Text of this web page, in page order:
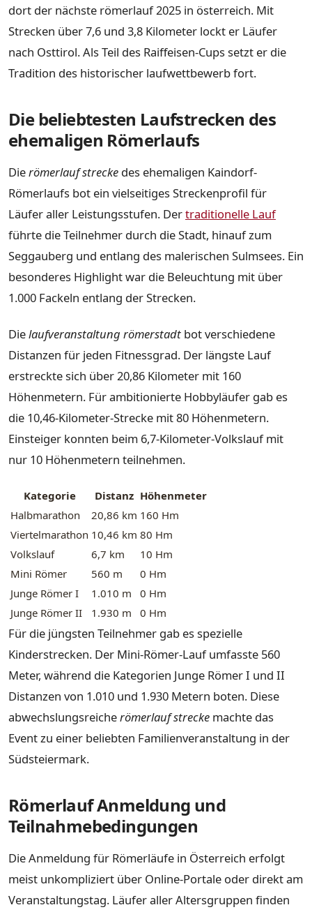
dort der nächste römerlauf 2025 in österreich. Mit
Strecken über 7,6 und 3,8 Kilometer lockt er Läufer
nach Osttirol. Als Teil des Raiffeisen-Cups setzt er die
Tradition des historischer laufwettbewerb fort.
Die beliebtesten Laufstrecken des
ehemaligen Römerlaufs
Dierömerlauf strecke des ehemaligen Kaindorf-
Römerlaufs bot ein vielseitiges Streckenprofil für
Läufer aller Leistungsstufen. Dertraditionelle Lauf
führte die Teilnehmer durch die Stadt, hinauf zum
Seggauberg und entlang des malerischen Sulmsees. Ein
besonderes Highlight war die Beleuchtung mit über
1.000 Fackeln entlang der Strecken.
Dielaufveranstaltung römerstadt bot verschiedene
Distanzen für jeden Fitnessgrad. Der längste Lauf
erstreckte sich über 20,86 Kilometer mit 160
Höhenmetern. Für ambitionierte Hobbyläufer gab es
die 10,46-Kilometer-Strecke mit 80 Höhenmetern.
Einsteiger konnten beim 6,7-Kilometer-Volkslauf mit
nur 10 Höhenmetern teilnehmen.
Kategorie Distanz Höhenmeter
Halbmarathon
20,86 km 160 Hm
Viertelmarathon 10,46 km 80 Hm
Volkslauf
6,7 km
10 Hm
Mini Römer
560 m
0 Hm
Junge Römer I
1.010 m
0 Hm
Junge Römer II
1.930 m 0 Hm
Für die jüngsten Teilnehmer gab es spezielle
Kinderstrecken. Der Mini-Römer-Lauf umfasste 560
Meter, während die Kategorien Junge Römer I und II
Distanzen von 1.010 und 1.930 Metern boten. Diese
abwechslungsreicherömerlauf strecke machte das
Event zu einer beliebten Familienveranstaltung in der
Südsteiermark.
Römerlauf Anmeldung und
Teilnahmebedingungen
Die Anmeldung für Römerläufe in Österreich erfolgt
meist unkompliziert über Online-Portale oder direkt am
Veranstaltungstag. Läufer aller Altersgruppen finden